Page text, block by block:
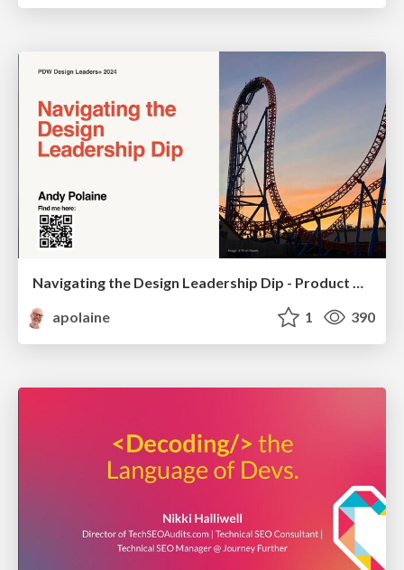
Navigating the Design Leadership Dip - Product Design Week Design Leaders+ Conference 2024
apolaine
1 390